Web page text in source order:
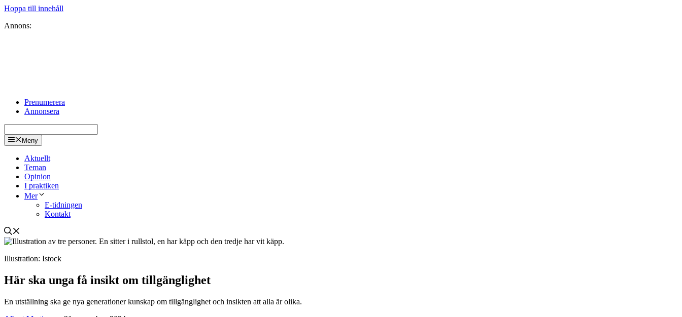
Hoppa till innehåll
Annons:
Prenumerera
Annonsera
Meny
Aktuellt
Teman
Opinion
I praktiken
Mer
E-tidningen
Kontakt
Illustration: Istock
Här ska unga få insikt om tillgänglighet
En utställning ska ge nya generationer kunskap om tillgänglighet och insikten att alla är olika.